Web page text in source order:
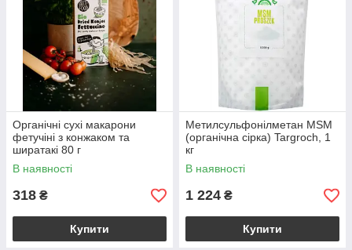
Органічні сухі макарони
фетучіні з конжаком та
ширатакі 80 г
В наявності
318 ₴
Купити
Метилсульфонілметан MSM
(органічна сірка) Targroch, 1
кг
В наявності
1 224 ₴
Купити